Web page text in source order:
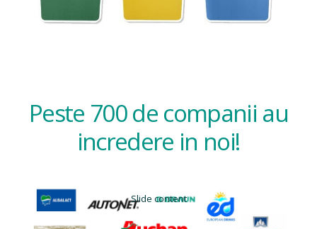
Peste 700 de companii au
incredere in noi!
Slide content